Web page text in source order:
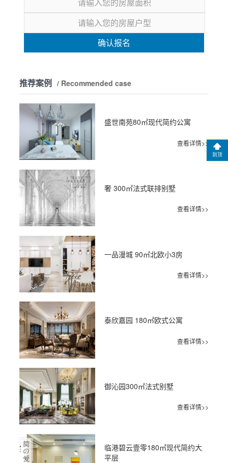
确认报名
推荐案例 / Recommended case
盛世南苑80㎡现代简约公寓
查看详情>>
奢 300㎡法式联排别墅
查看详情>>
一品漫城 90㎡北欧小3房
查看详情>>
泰欣嘉园 180㎡欧式公寓
查看详情>>
御沁园300㎡法式别墅
查看详情>>
临港碧云壹零180㎡现代简约大
平层
到顶